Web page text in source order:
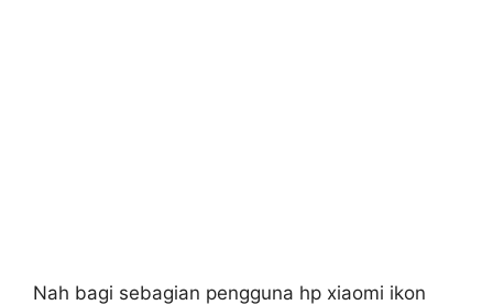
Nah bagi sebagian pengguna hp xiaomi ikon